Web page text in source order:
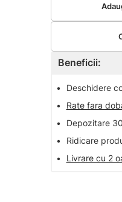
Beneficii:
•
Deschidere
•
Rate fara
•
Depozitare
•
Ridicare
•
Livrare cu 2